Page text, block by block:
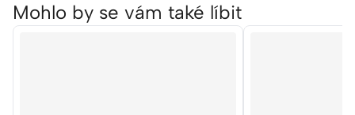
Mohlo by se vám také líbit